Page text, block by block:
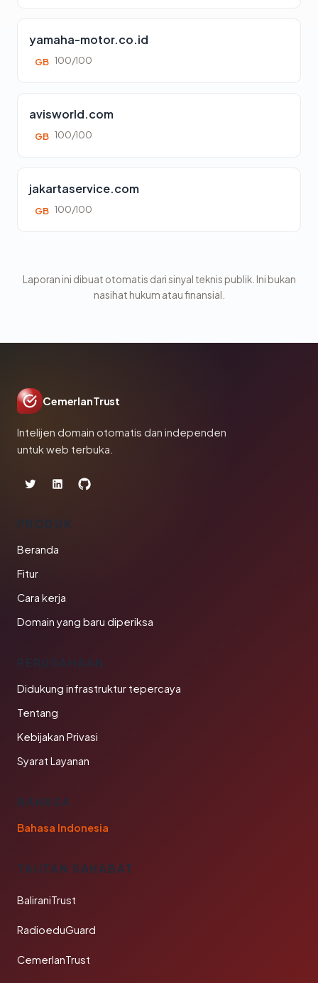
yamaha-motor.co.id
GB 100/100
avisworld.com
GB 100/100
jakartaservice.com
GB 100/100
Laporan ini dibuat otomatis dari sinyal teknis publik. Ini bukan
nasihat hukum atau finansial.
CemerlanTrust
Intelijen domain otomatis dan independen
untuk web terbuka.
PRODUK
Beranda
Fitur
Cara kerja
Domain yang baru diperiksa
PERUSAHAAN
Didukung infrastruktur tepercaya
Tentang
Kebijakan Privasi
Syarat Layanan
BAHASA
Bahasa Indonesia
TAUTAN SAHABAT
BaliraniTrust
RadioeduGuard
CemerlanTrust